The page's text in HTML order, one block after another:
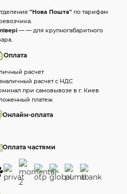
"Нова Пошта" по тарифам
— — для крупногабаритного
Оплата
расчет
расчет с НДС
при самовывозе в г. Киев
платеж
Онлайн-оплата
Оплата частями